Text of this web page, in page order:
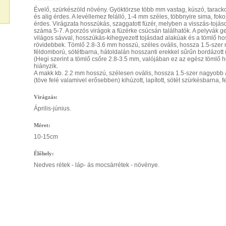
Évelő, szürkészöld növény. Gyöktörzse több mm vastag, kúszó,
és alig érdes. A levéllemez felálló, 1-4 mm széles, többnyire sima,
érdes. Virágzata hosszúkás, szaggatott füzér, melyben a visszás-
száma 5-7. A porzós virágok a füzérke csúcsán találhatók. A pelyvák
világos sávval, hosszúkás-kihegyezett tojásdad alakúak és a tömlő
rövidebbek. Tömlő 2.8-3.6 mm hosszú, széles ovális, hossza 1.5-
féldomború, sötétbarna, hátoldalán hosszanti erekkel sűrűn bordázott
(Hegi szerint a tömlő csőre 2.8-3.5 mm, valójában ez az egész tömlő
hiányzik.
A makk kb. 2.2 mm hosszú, szélesen ovális, hossza 1.5-szer
(töve felé valamivel erősebben) kihúzott, lapított, sötét szürkésbarna,
Virágzás:
Április-június.
Méret:
10-15cm
Élőhely:
Nedves rétek - láp- ás mocsárrétek - növénye.